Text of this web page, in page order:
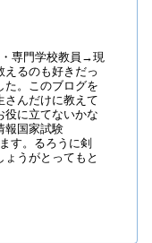
専門学校教員→現
えるのも好きだっ
た。このブログを
さんだけに教えて
役に立てないかな
報国家試験
す。るろうに剣
うがとってもと